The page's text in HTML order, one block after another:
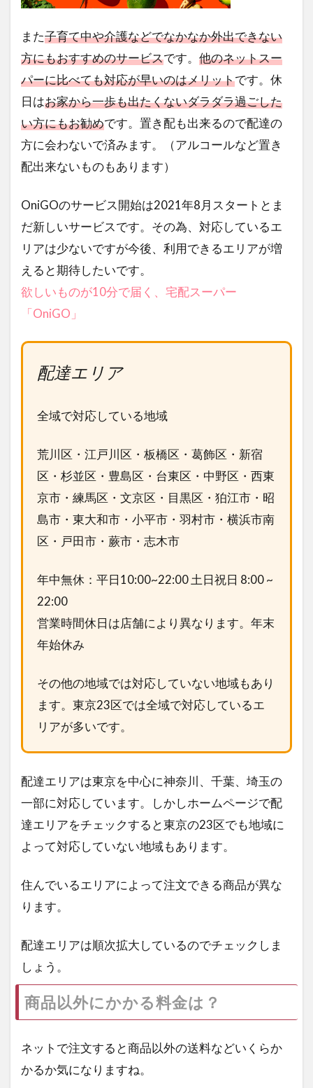
また子育て中や介護などでなかなか外出できない
方にもおすすめのサービスです。 他のネットスー
パーに比べても対応が早いのはメリットです。休
日はお家から一歩も出たくないダラダラ過ごした
い方にもお勧めです。置き配も出来るので配達の
方に会わないで済みます。（アルコールなど置き
配出来ないものもあります）
OniGOのサービス開始は2021年8月スタートとま
だ新しいサービスです。その為、対応しているエ
リアは少ないですが今後、利用できるエリアが増
えると期待したいです。
欲しいものが10分で届く、宅配スーパー
「OniGO」
配達エリア
全域で対応している地域
荒川区・江戸川区・板橋区・葛飾区・新宿
区・杉並区・豊島区・台東区・中野区・西東
京市・練馬区・文京区・目黒区・狛江市・昭
島市・東大和市・小平市・羽村市・横浜市南
区・戸田市・蕨市・志木市
年中無休：平日10:00~22:00 土日祝日 8:00 ~
22:00
営業時間休日は店舗により異なります。年末
年始休み
その他の地域では対応していない地域もあり
ます。東京23区では全域で対応しているエ
リアが多いです。
配達エリアは東京を中心に神奈川、千葉、埼玉の
一部に対応しています。しかしホームページで配
達エリアをチェックすると東京の23区でも地域に
よって対応していない地域もあります。
住んでいるエリアによって注文できる商品が異な
ります。
配達エリアは順次拡大しているのでチェックしま
しょう。
商品以外にかかる料金は？
ネットで注文すると商品以外の送料などいくらか
かるか気になりますね。